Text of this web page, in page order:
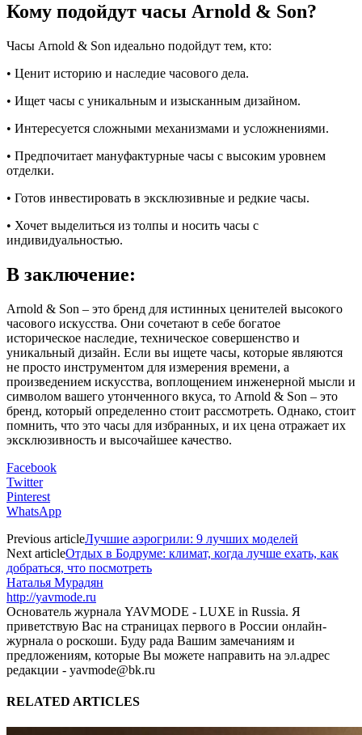
Кому подойдут часы Arnold & Son?
Часы Arnold & Son идеально подойдут тем, кто:
• Ценит историю и наследие часового дела.
• Ищет часы с уникальным и изысканным дизайном.
• Интересуется сложными механизмами и усложнениями.
• Предпочитает мануфактурные часы с высоким уровнем
отделки.
• Готов инвестировать в эксклюзивные и редкие часы.
• Хочет выделиться из толпы и носить часы с
индивидуальностью.
В заключение:
Arnold & Son – это бренд для истинных ценителей высокого
часового искусства. Они сочетают в себе богатое
историческое наследие, техническое совершенство и
уникальный дизайн. Если вы ищете часы, которые являются
не просто инструментом для измерения времени, а
произведением искусства, воплощением инженерной мысли и
символом вашего утонченного вкуса, то Arnold & Son – это
бренд, который определенно стоит рассмотреть. Однако, стоит
помнить, что это часы для избранных, и их цена отражает их
эксклюзивность и высочайшее качество.
Facebook
Twitter
Pinterest
WhatsApp
Previous articleЛучшие аэрогрили: 9 лучших моделей
Next articleОтдых в Бодруме: климат, когда лучше ехать, как
добраться, что посмотреть
Наталья Мурадян
http://yavmode.ru
Основатель журнала YAVMODE - LUXE in Russia. Я
приветствую Вас на страницах первого в России онлайн-
журнала о роскоши. Буду рада Вашим замечаниям и
предложениям, которые Вы можете направить на эл.адрес
редакции - yavmode@bk.ru
RELATED ARTICLES